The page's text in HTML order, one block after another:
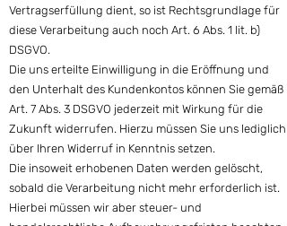
Vertragserfüllung dient, so ist Rechtsgrundlage für
diese Verarbeitung auch noch Art. 6 Abs. 1 lit. b)
DSGVO.
Die uns erteilte Einwilligung in die Eröffnung und
den Unterhalt des Kundenkontos können Sie gemäß
Art. 7 Abs. 3 DSGVO jederzeit mit Wirkung für die
Zukunft widerrufen. Hierzu müssen Sie uns lediglich
über Ihren Widerruf in Kenntnis setzen.
Die insoweit erhobenen Daten werden gelöscht,
sobald die Verarbeitung nicht mehr erforderlich ist.
Hierbei müssen wir aber steuer- und